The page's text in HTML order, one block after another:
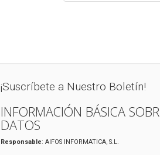
¡Suscríbete a Nuestro Boletín!
INFORMACIÓN BÁSICA
DATOS
Responsable: AIFOS INFORMATICA, S.L.